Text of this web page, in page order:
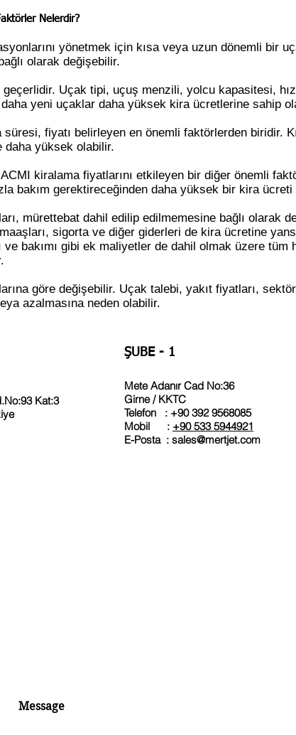
Nelerdir?
yönetmek için kısa veya uzun dönemli bir
olarak değişebilir.
Uçak tipi, uçuş menzili, yolcu kapasitesi,
yeni uçaklar daha yüksek kira ücretlerine sahip
süresi, fiyatı belirleyen en önemli faktörlerden biridir.
daha yüksek olabilir.
kiralama fiyatlarını etkileyen bir diğer önemli
bakım gerektireceğinden daha yüksek bir kira ücreti
mürettebat dahil edilip edilmemesine bağlı olarak
sigorta ve diğer giderleri de kira ücretine
ve bakımı gibi ek maliyetler de dahil olmak üzere
göre değişebilir. Uçak talebi, yakıt fiyatları,
azalmasına neden olabilir.
ŞUBE - 1
Kat:3
Mete Adanır Cad No:36
Girne / KKTC
Telefon : +90 392 9568085
Mobil : +90 533 5944921
E-Posta : sales@mertjet.com